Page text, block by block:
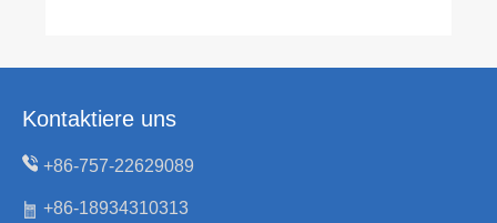
Kontaktiere uns
+86-757-22629089
+86-18934310313